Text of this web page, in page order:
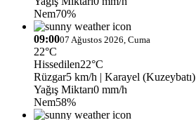
Nem70%
09:0007 Ağustos 2026, Cuma
22°C
Hissedilen22°C
Rüzgar5 km/h | Karayel (Kuzeybatı)
Yağış Miktarı0 mm/h
Nem58%